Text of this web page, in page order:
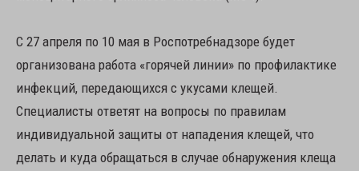
С 27 апреля по 10 мая в Роспотребнадзоре будет
организована работа «горячей линии» по профилактике
инфекций, передающихся с укусами клещей.
Специалисты ответят на вопросы по правилам
индивидуальной защиты от нападения клещей, что
делать и куда обращаться в случае обнаружения клеща